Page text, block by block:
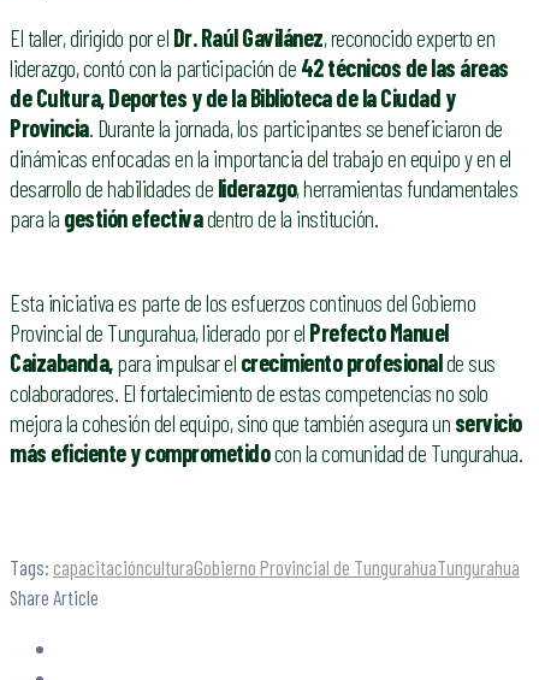
El taller, dirigido por el Dr. Raúl Gavilánez, reconocido experto en
liderazgo, contó con la participación de 42 técnicos de las áreas
de Cultura, Deportes y de la Biblioteca de la Ciudad y
Provincia. Durante la jornada, los participantes se beneficiaron de
dinámicas enfocadas en la importancia del trabajo en equipo y en el
desarrollo de habilidades de liderazgo, herramientas fundamentales
para la gestión efectivadentro de la institución.
Esta iniciativa es parte de los esfuerzos continuos del Gobierno
Provincial de Tungurahua, liderado por el Prefecto Manuel
Caizabanda,para impulsar el crecimiento profesionalde sus
colaboradores. El fortalecimiento de estas competencias no solo
mejora la cohesión del equipo, sino que también asegura un servicio
más eficiente y comprometidocon la comunidad de Tungurahua.
Tags: capacitaciónculturaGobierno Provincial de TungurahuaTungurahua
Share Article